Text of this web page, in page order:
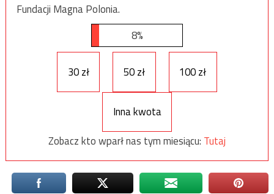
Fundacji Magna Polonia.
8%
30 zł 50 zł 100 zł
Inna kwota
Zobacz kto wparł nas tym miesiącu: Tutaj